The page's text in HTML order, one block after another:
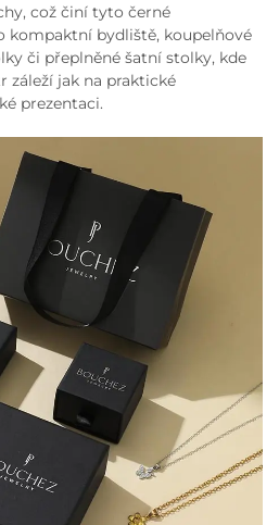
což činí tyto černé
kompaktní bydliště, koupelňové
či přeplněné šatní stolky, kde
záleží jak na praktické
prezentaci.